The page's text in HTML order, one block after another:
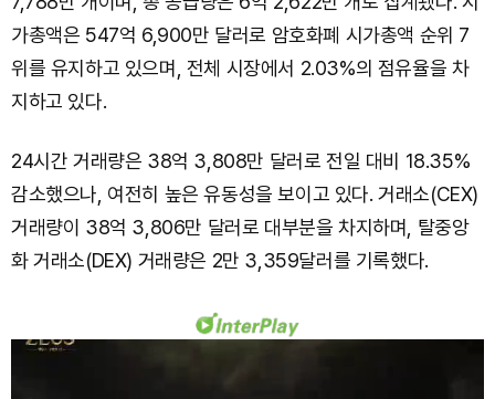
가총액은 547억 6,900만 달러로 암호화폐 시가총액 순위 7
위를 유지하고 있으며, 전체 시장에서 2.03%의 점유율을 차
지하고 있다.
24시간 거래량은 38억 3,808만 달러로 전일 대비 18.35%
감소했으나, 여전히 높은 유동성을 보이고 있다. 거래소(CEX)
거래량이 38억 3,806만 달러로 대부분을 차지하며, 탈중앙
화 거래소(DEX) 거래량은 2만 3,359달러를 기록했다.